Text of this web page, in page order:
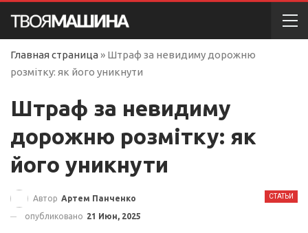
Главная страница » Штраф за невидиму дорожню
розмітку: як його уникнути
Штраф за невидиму
дорожню розмітку: як
його уникнути
СТАТЬИ
Автор Артем Панченко
опубликовано 21 Июн, 2025